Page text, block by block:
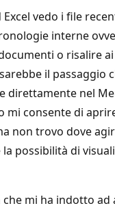
Excel vedo i file
interne
o risalire
il passaggio
direttamente nel
mi consente di
non trovo dove
possibilità di
mi ha indotto ad